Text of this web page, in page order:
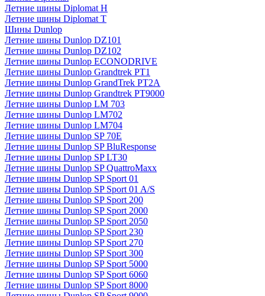
Летние шины Diplomat H
Летние шины Diplomat T
Шины Dunlop
Летние шины Dunlop DZ101
Летние шины Dunlop DZ102
Летние шины Dunlop ECONODRIVE
Летние шины Dunlop Grandtrek PT1
Летние шины Dunlop GrandTrek PT2A
Летние шины Dunlop Grandtrek PT9000
Летние шины Dunlop LM 703
Летние шины Dunlop LM702
Летние шины Dunlop LM704
Летние шины Dunlop SP 70E
Летние шины Dunlop SP BluResponse
Летние шины Dunlop SP LT30
Летние шины Dunlop SP QuattroMaxx
Летние шины Dunlop SP Sport 01
Летние шины Dunlop SP Sport 01 A/S
Летние шины Dunlop SP Sport 200
Летние шины Dunlop SP Sport 2000
Летние шины Dunlop SP Sport 2050
Летние шины Dunlop SP Sport 230
Летние шины Dunlop SP Sport 270
Летние шины Dunlop SP Sport 300
Летние шины Dunlop SP Sport 5000
Летние шины Dunlop SP Sport 6060
Летние шины Dunlop SP Sport 8000